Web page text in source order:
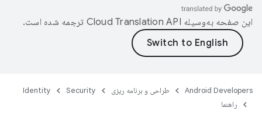
این صفحه به‌وسیله ترجمه شده است.
Android Developers طراحی و برنامه ریزی Security
Identity
راهنما